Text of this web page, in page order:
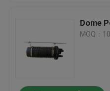
Dome
MOQ：